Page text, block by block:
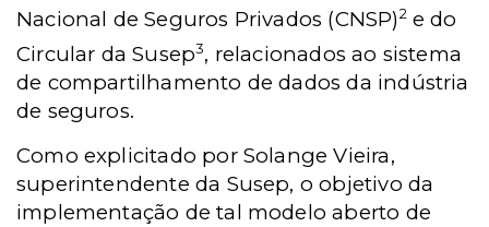
Nacional de Seguros Privados (CNSP)2e do
Circular da Susep3, relacionados ao sistema
de compartilhamento de dados da indústria
de seguros.
Como explicitado por Solange Vieira,
superintendente da Susep, o objetivo da
implementação de tal modelo aberto de